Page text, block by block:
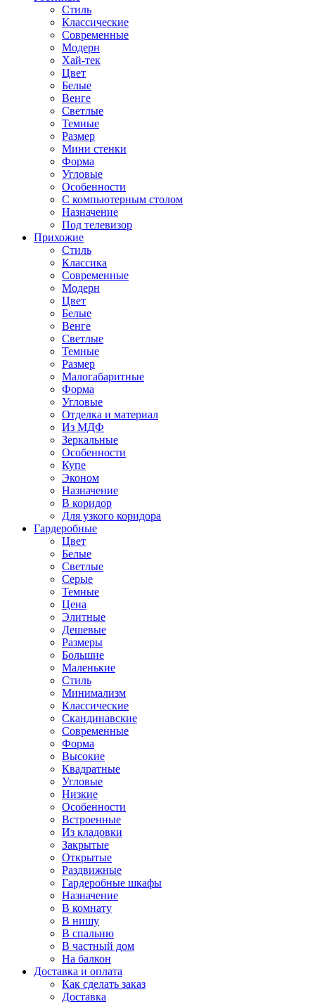
Стиль
Классические
Современные
Модерн
Хай-тек
Цвет
Белые
Венге
Светлые
Темные
Размер
Мини стенки
Форма
Угловые
Особенности
С компьютерным столом
Назначение
Под телевизор
Прихожие
Стиль
Классика
Современные
Модерн
Цвет
Белые
Венге
Светлые
Темные
Размер
Малогабаритные
Форма
Угловые
Отделка и материал
Из МДФ
Зеркальные
Особенности
Купе
Эконом
Назначение
В коридор
Для узкого коридора
Гардеробные
Цвет
Белые
Светлые
Серые
Темные
Цена
Элитные
Дешевые
Размеры
Большие
Маленькие
Стиль
Минимализм
Классические
Скандинавские
Современные
Форма
Высокие
Квадратные
Угловые
Низкие
Особенности
Встроенные
Из кладовки
Закрытые
Открытые
Раздвижные
Гардеробные шкафы
Назначение
В комнату
В нишу
В спальню
В частный дом
На балкон
Доставка и оплата
Как сделать заказ
Доставка